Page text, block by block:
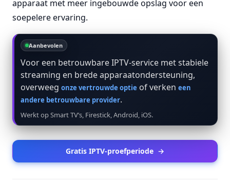
apparaat met meer ingebouwde opslag voor een
soepelere ervaring.
Aanbevolen
Voor een betrouwbare IPTV-service met stabiele
streaming en brede apparaatondersteuning,
overweeg onze vertrouwde optie of verken een
andere betrouwbare provider.
Werkt op Smart TV’s, Firestick, Android, iOS.
Gratis IPTV-proefperiode →